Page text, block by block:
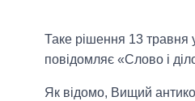
Таке рішення 13
повідомляє «Слово і
Як відомо, Вищий